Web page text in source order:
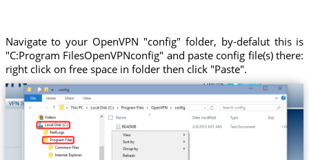
Navigate to your OpenVPN "config" folder, by-defalut this is
"C:Program FilesOpenVPNconfig" and paste config file(s) there:
right click on free space in folder then click "Paste".